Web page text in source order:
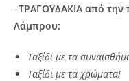
–ΤΡΑΓΟΥΔΑΚΙΑ από την
Λάμπρου:
Ταξίδι με τα
Ταξίδι με τα χρώματα!